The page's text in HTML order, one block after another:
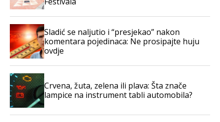
Sladić se naljutio i “presjekao” nakon
komentara pojedinaca: Ne prosipajte huju
ovdje
Crvena, žuta, zelena ili plava: Šta znače
lampice na instrument tabli automobila?